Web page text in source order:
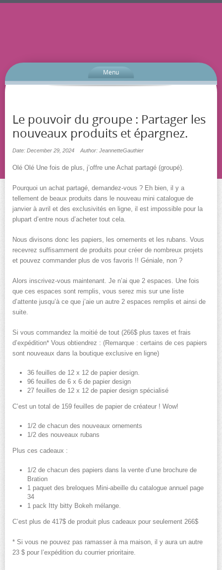
Menu
Le pouvoir du groupe : Partager les
nouveaux produits et épargnez.
Date: December 29, 2024 Author: JeannetteGauthier
Olé Olé Une fois de plus, j’offre une Achat partagé (groupé).
Pourquoi un achat partagé, demandez-vous ? Eh bien, il y a
tellement de beaux produits dans le nouveau mini catalogue de
janvier à avril et des exclusivités en ligne, il est impossible pour la
plupart d’entre nous d’acheter tout cela.
Nous divisons donc les papiers, les ornements et les rubans. Vous
recevrez suffisamment de produits pour créer de nombreux projets
et pouvez commander plus de vos favoris !! Géniale, non ?
Alors inscrivez-vous maintenant. Je n’ai que 2 espaces. Une fois
que ces espaces sont remplis, vous serez mis sur une liste
d’attente jusqu’à ce que j’aie un autre 2 espaces remplis et ainsi de
suite.
Si vous commandez la moitié de tout (266$ plus taxes et frais
d’expédition* Vous obtiendrez : (Remarque : certains de ces papiers
sont nouveaux dans la boutique exclusive en ligne)
36 feuilles de 12 x 12 de papier design.
96 feuilles de 6 x 6 de papier design
27 feuilles de 12 x 12 de papier design spécialisé
C’est un total de 159 feuilles de papier de créateur ! Wow!
1/2 de chacun des nouveaux ornements
1/2 des nouveaux rubans
Plus ces cadeaux :
1/2 de chacun des papiers dans la vente d’une brochure de
Bration
1 paquet des breloques Mini-abeille du catalogue annuel page
34
1 pack Itty bitty Bokeh mélange.
C’est plus de 417$ de produit plus cadeaux pour seulement 266$
* Si vous ne pouvez pas ramasser à ma maison, il y aura un autre
23 $ pour l’expédition du courrier prioritaire.